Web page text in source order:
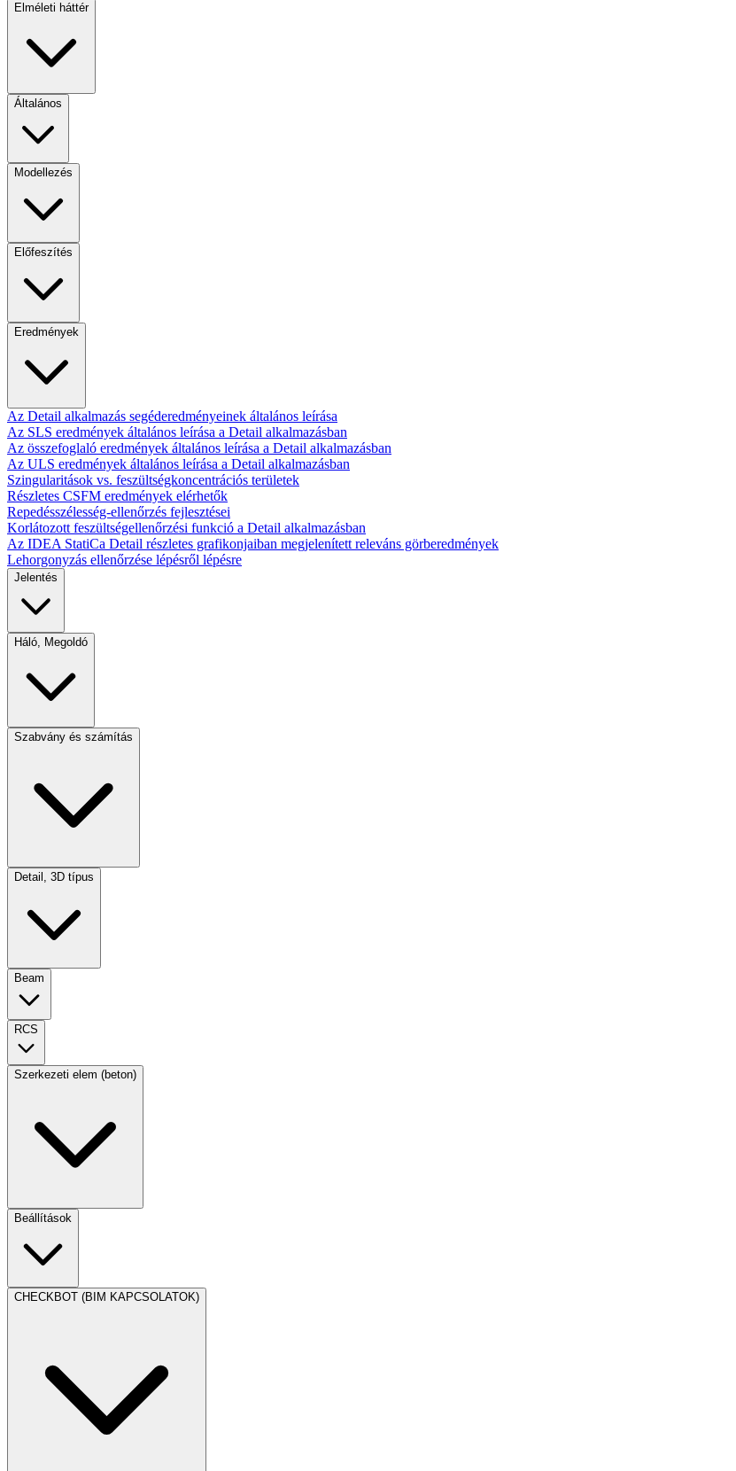
Elméleti háttér
Általános
Modellezés
Előfeszítés
Eredmények
Az Detail alkalmazás segéderedményeinek általános leírása
Az SLS eredmények általános leírása a Detail alkalmazásban
Az összefoglaló eredmények általános leírása a Detail alkalmazásban
Az ULS eredmények általános leírása a Detail alkalmazásban
Szingularitások vs. feszültségkoncentrációs területek
Részletes CSFM eredmények elérhetők
Repedésszélesség-ellenőrzés fejlesztései
Korlátozott feszültségellenőrzési funkció a Detail alkalmazásban
Az IDEA StatiCa Detail részletes grafikonjaiban megjelenített releváns görberedmények
Lehorgonyzás ellenőrzése lépésről lépésre
Jelentés
Háló, Megoldó
Szabvány és számítás
Detail, 3D típus
Beam
RCS
Szerkezeti elem (beton)
Beállítások
CHECKBOT (BIM KAPCSOLATOK)